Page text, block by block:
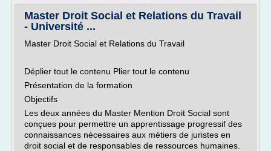
Master Droit Social et Relations du Travail
- Université ...
Master Droit Social et Relations du Travail
Déplier tout le contenu Plier tout le contenu
Présentation de la formation
Objectifs
Les deux années du Master Mention Droit Social sont
conçues pour permettre un apprentissage progressif des
connaissances nécessaires aux métiers de juristes en
droit social et de responsables de ressources humaines.